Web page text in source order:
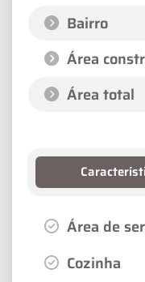
Bairro
Área
Área total
Área de
Cozinha